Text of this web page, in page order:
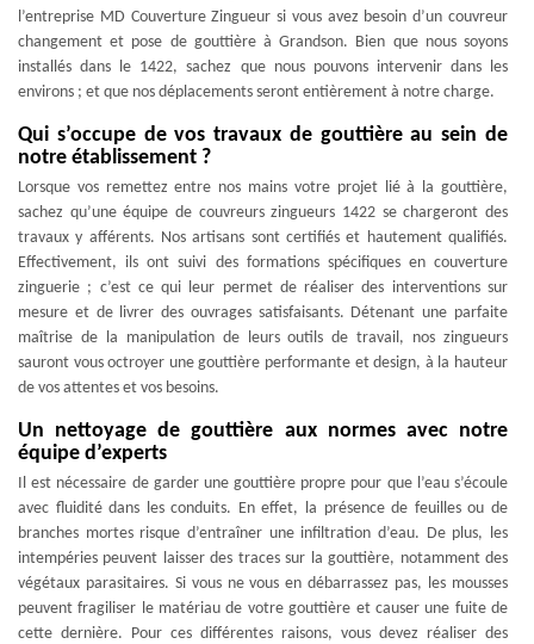
l’entreprise MD Couverture Zingueur si vous avez besoin d’un couvreur
changement et pose de gouttière à Grandson. Bien que nous soyons
installés dans le 1422, sachez que nous pouvons intervenir dans les
environs ; et que nos déplacements seront entièrement à notre charge.
Qui s’occupe de vos travaux de gouttière au sein de
notre établissement ?
Lorsque vos remettez entre nos mains votre projet lié à la gouttière,
sachez qu’une équipe de couvreurs zingueurs 1422 se chargeront des
travaux y afférents. Nos artisans sont certifiés et hautement qualifiés.
Effectivement, ils ont suivi des formations spécifiques en couverture
zinguerie ; c’est ce qui leur permet de réaliser des interventions sur
mesure et de livrer des ouvrages satisfaisants. Détenant une parfaite
maîtrise de la manipulation de leurs outils de travail, nos zingueurs
sauront vous octroyer une gouttière performante et design, à la hauteur
de vos attentes et vos besoins.
Un nettoyage de gouttière aux normes avec notre
équipe d’experts
Il est nécessaire de garder une gouttière propre pour que l’eau s’écoule
avec fluidité dans les conduits. En effet, la présence de feuilles ou de
branches mortes risque d’entraîner une infiltration d’eau. De plus, les
intempéries peuvent laisser des traces sur la gouttière, notamment des
végétaux parasitaires. Si vous ne vous en débarrassez pas, les mousses
peuvent fragiliser le matériau de votre gouttière et causer une fuite de
cette dernière. Pour ces différentes raisons, vous devez réaliser des